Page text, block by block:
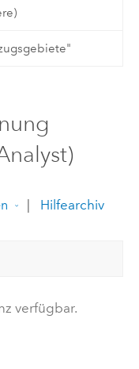
| Hilfearchiv
verfügbar.